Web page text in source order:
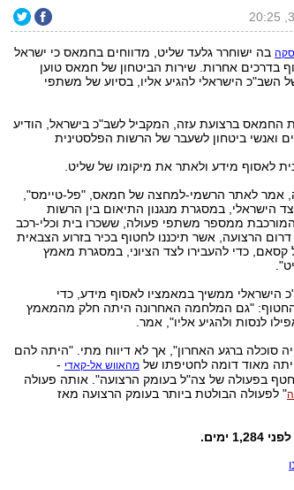
בה ישוחרר גלעד שליט, מדווחים בחמאס כי ישראל
בדרכים אחרות. שירות הביטחון של חמאס טוען
של השב"כ הישראלי להגיע אליו, בסיוע של משתפי
החמאס ברצועת עזה, המקביל לשב"כ בישראל, הודיע
ואנשי ביטחון לשעבר של הרשות הפלסטינית
לאסוף מידע ולאתר את מיקומו של שליט.
אמר לאתר הרשמי-למחצה של חמאס, "פל-טיימס",
הישראלי, במסגרת מנגנון התיאום בין הרשות
המורכבת ממספר משתפי פעולה, ששכרו בית וכלי-רכב
הרצועה, אשר תיכננו לחטוף בכיר בזרוע הצבאית
קסאם, כדי להעבירו לצד הציוני, במסגרת מאמץ
הישראלי ממשיך במאמציו לאסוף מידע, כדי
החטוף: "גם המלחמה האחרונה היתה חלק מהמאמץ
לנסות ולהגיע אליו", אמר.
סוכלה ברגע האחרון", אך לא דיווח מתי. "היתה להם
מאוד דומה לחטיפתו של מהאווש אל-קאדי -
בפעולה של צה"ל בעומק הרצועה". אותה פעולה
" לפעולה הבולטת ביותר בעומק הרצועה מאז
1,284 ימים.